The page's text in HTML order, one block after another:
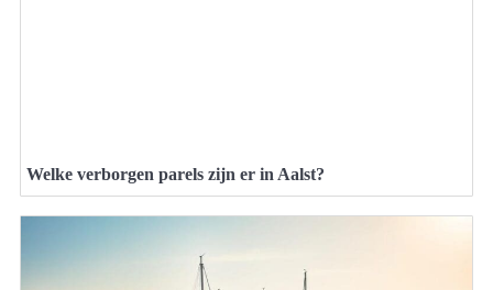
Welke verborgen parels zijn er in Aalst?